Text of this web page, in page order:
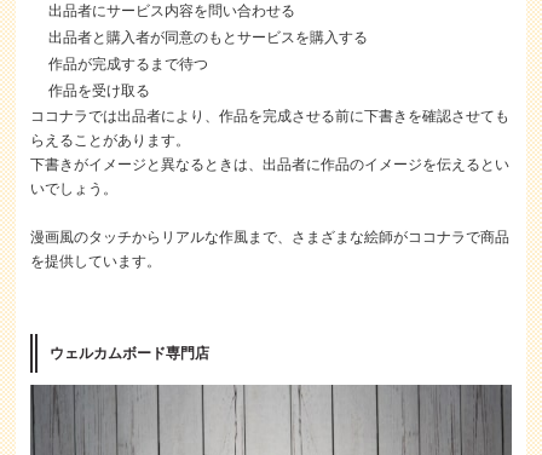
出品者にサービス内容を問い合わせる
出品者と購入者が同意のもとサービスを購入する
作品が完成するまで待つ
作品を受け取る
ココナラでは出品者により、作品を完成させる前に下書きを確認させても
らえることがあります。
下書きがイメージと異なるときは、出品者に作品のイメージを伝えるとい
いでしょう。
漫画風のタッチからリアルな作風まで、さまざまな絵師がココナラで商品
を提供しています。
ウェルカムボード専門店